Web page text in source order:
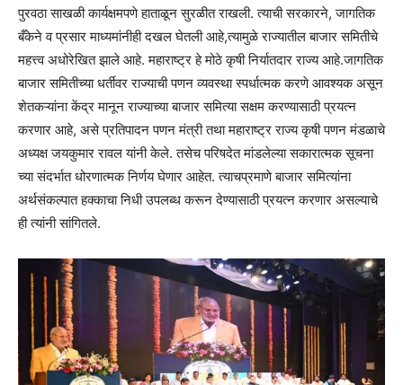
पुरवठा साखळी कार्यक्षमपणे हाताळून सुरळीत राखली. त्याची सरकारने, जागतिक
बँकेने व प्रसार माध्यमांनीही दखल घेतली आहे,त्यामुळे राज्यातील बाजार समितीचे
महत्त्व अधोरेखित झाले आहे. महाराष्ट्र हे मोठे कृषी निर्यातदार राज्य आहे.जागतिक
बाजार समितीच्या धर्तीवर राज्याची पणन व्यवस्था स्पर्धात्मक करणे आवश्यक असून
शेतकऱ्यांना केंद्र मानून राज्याच्या बाजार समित्या सक्षम करण्यासाठी प्रयत्न
करणार आहे, असे प्रतिपादन पणन मंत्री तथा महाराष्ट्र राज्य कृषी पणन मंडळाचे
अध्यक्ष जयकुमार रावल यांनी केले. तसेच परिषदेत मांडलेल्या सकारात्मक सूचना
च्या संदर्भात धोरणात्मक निर्णय घेणार आहेत. त्याचप्रमाणे बाजार समित्यांना
अर्थसंकल्पात हक्काचा निधी उपलब्ध करून देण्यासाठी प्रयत्न करणार असल्याचे
ही त्यांनी सांगितले.